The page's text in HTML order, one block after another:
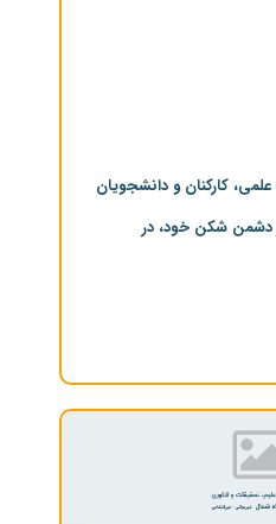
کارکنان و دانشجویان
دشمن شکن خود، در